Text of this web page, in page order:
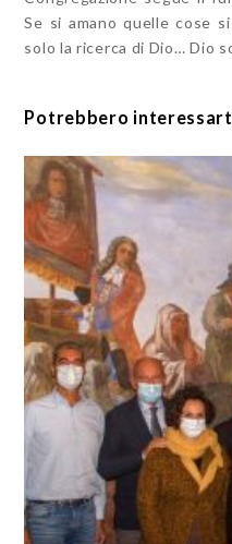
Se si amano quelle cose
solo la ricerca di Dio… Dio
Potrebbero